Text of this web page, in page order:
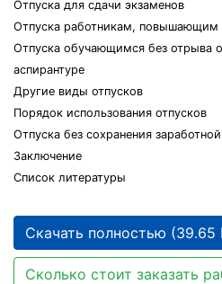
Отпуска для сдачи экзаменов
Отпуска работникам, повышающим
Отпуска обучающимся без отрыва
аспирантуре
Другие виды отпусков
Порядок использования отпусков
Отпуска без сохранения
Заключение
Список литературы
Скачать полностью (39.65
Сколько стоит заказать